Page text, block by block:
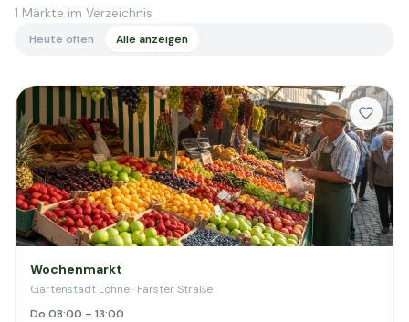
1 Märkte im Verzeichnis
Heute offen Alle anzeigen
Wochenmarkt
Gartenstadt Lohne · Farster Straße
Do 08:00 – 13:00